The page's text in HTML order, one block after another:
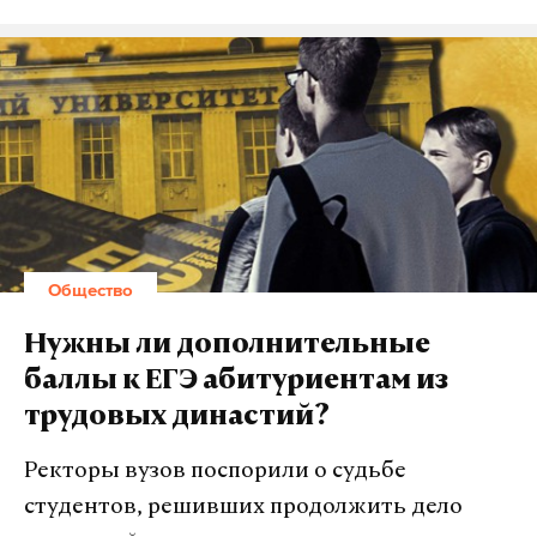
Подпишитесь на Daily Storm вMAX. Он
работает там, где тормозит интернет.
А еще мы есть вTelegram ,ДзениVK.
Макс
Дзен VK
По словам собеседников, представителей Русской
православной церкви не предупредили о начале
его работы. Поэтому невозможно утверждать о
том, что храм имени Пригожина действительно
существует: «Об открытии такого храма РПЦ не
сообщали, мы не знали об этом и ничего не
слышали. Это неканонические действия. Мы не
проверяли, работает ли этот храм».
В экзархате считают, что православные постройки
нельзя называть именами не причисленных к
лику святых военнослужащих и политиков.
Общество
Нужны ли дополнительные
баллы к ЕГЭ абитуриентам из
трудовых династий?
Ректоры вузов поспорили о судьбе
студентов, решивших продолжить дело